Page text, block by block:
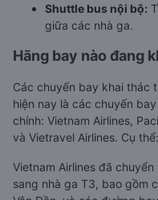
Shuttle bus nội bộ:
giữa các nhà ga.
Hãng bay nào đang
Các chuyến bay khai thác
hiện nay là các chuyến
chính: Vietnam Airlines,
và Vietravel Airlines. Cụ thể:
Vietnam Airlines đã
sang nhà ga T3, bao gồm